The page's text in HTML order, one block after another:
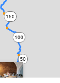
50
100
150